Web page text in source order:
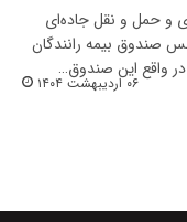
و حمل و نقل جاده‌ای
صندوق بیمه رانندگان
واقع این صندوق…
۰۶ اردیبهشت ۱۴۰۴